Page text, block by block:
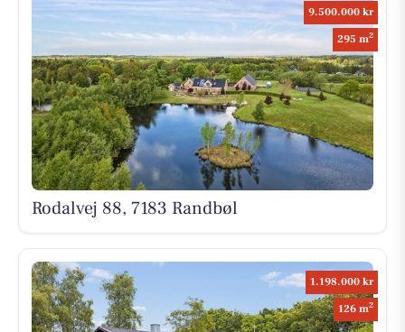
9.500.000 kr
295 m2
Rodalvej 88, 7183 Randbøl
1.198.000 kr
126 m2